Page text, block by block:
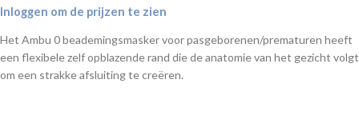
Inloggen om de prijzen te zien
Het Ambu 0 beademingsmasker voor pasgeborenen/prematuren heeft
een flexibele zelf opblazende rand die de anatomie van het gezicht volgt
om een strakke afsluiting te creëren.